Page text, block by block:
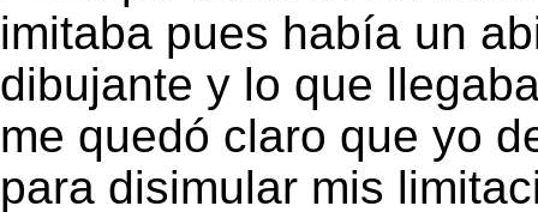
imitaba pues había un
dibujante y lo que
me quedó claro que yo
para disimular mis